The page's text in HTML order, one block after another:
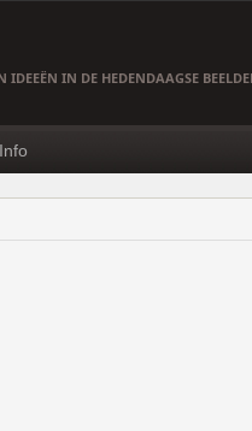
IDEEËN IN DE HEDENDAAGSE
Info